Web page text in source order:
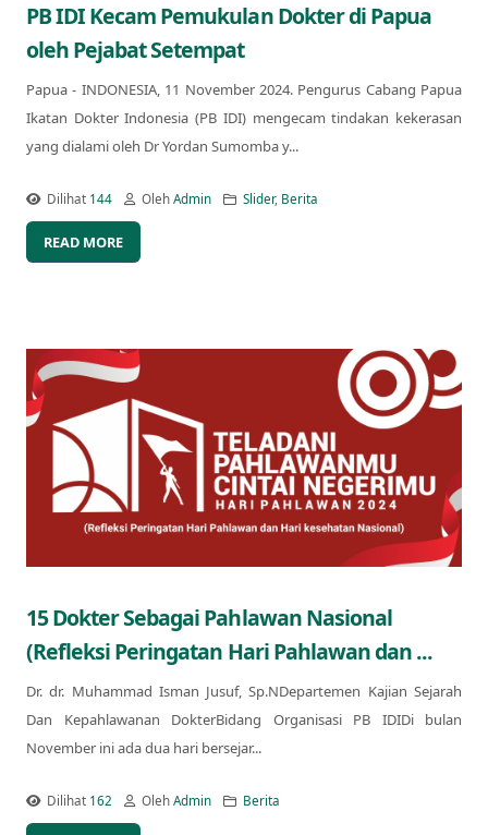
PB IDI Kecam Pemukulan Dokter di Papua
oleh Pejabat Setempat
Papua - INDONESIA, 11 November 2024. Pengurus Cabang Papua
Ikatan Dokter Indonesia (PB IDI) mengecam tindakan kekerasan
yang dialami oleh Dr Yordan Sumomba y...
Dilihat 144 OlehAdmin Slider, Berita
READ MORE
15 Dokter Sebagai Pahlawan Nasional
(Refleksi Peringatan Hari Pahlawan dan ...
Dr. dr. Muhammad Isman Jusuf, Sp.NDepartemen Kajian Sejarah
Dan Kepahlawanan DokterBidang Organisasi PB IDIDi bulan
November ini ada dua hari bersejar...
Dilihat 162 OlehAdmin Berita